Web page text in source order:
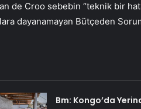
de Croo sebebin “teknik bir
dayanamayan Bütçeden
Bm: Kongo’da